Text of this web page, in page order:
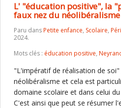
L' "éducation positive", la
faux nez du
Paru dansPetite enfance, Scolaire,
2024.
Mots clés : éducation positive,
"L'impératif de réalisation de
néolibéralisme et cela est
domaine scolaire et dans celui
C'est ainsi que peut se résumer